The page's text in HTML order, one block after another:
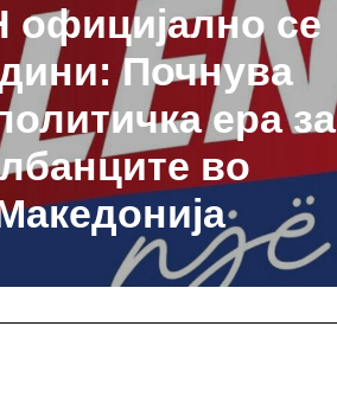
официјално се
Почнува
ера за
во